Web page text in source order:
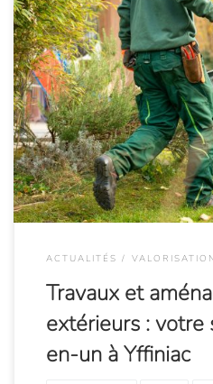
Le mois de juin est la période
projets d’aménagement
rénovation. Que vous souhaitiez
ou rafraîchir vos abords, la
matériaux et des déchets se
Environnement, nous vous
ACTUALITÉS
Travaux et
extérieurs :
en-un à Yffiniac